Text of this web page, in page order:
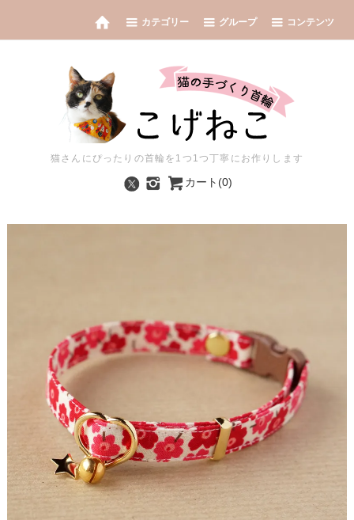
カテゴリー グループ コンテンツ
猫さんにぴったりの首輪を1つ1つ丁寧にお作りします
カート(0)